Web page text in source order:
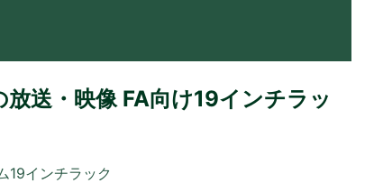
放送・映像 FA向け19インチラッ
19インチラック